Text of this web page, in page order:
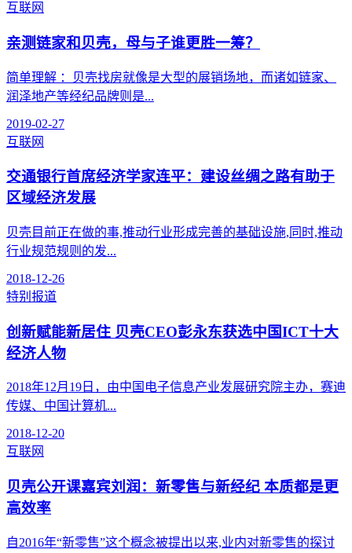
互联网
亲测链家和贝壳，母与子谁更胜一筹？
简单理解 ：贝壳找房就像是大型的展销场地，而诸如链家、
润泽地产等经纪品牌则是...
2019-02-27
互联网
交通银行首席经济学家连平：建设丝绸之路有助于
区域经济发展
贝壳目前正在做的事,推动行业形成完善的基础设施,同时,推动
行业规范规则的发...
2018-12-26
特别报道
创新赋能新居住 贝壳CEO彭永东获选中国ICT十大
经济人物
2018年12月19日，由中国电子信息产业发展研究院主办，赛迪
传媒、中国计算机...
2018-12-20
互联网
贝壳公开课嘉宾刘润：新零售与新经纪 本质都是更
高效率
自2016年“新零售”这个概念被提出以来,业内对新零售的探讨